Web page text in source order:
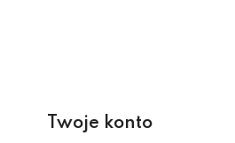
Twoje konto